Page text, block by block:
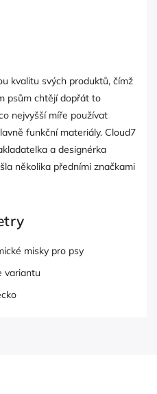
kvalitu svých produktů, čímž
psům chtějí dopřát to
nejvyšší míře používat
funkční materiály. Cloud7
a designérka
několika předními značkami
misky pro psy
variantu